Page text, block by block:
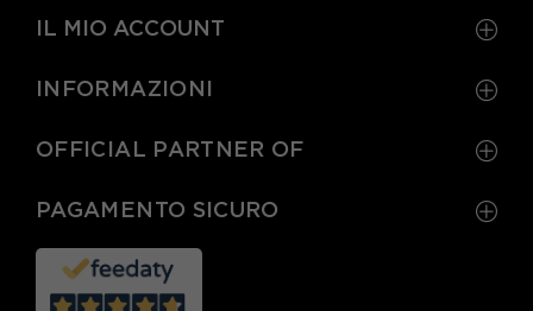
IL MIO ACCOUNT
INFORMAZIONI
OFFICIAL PARTNER OF
PAGAMENTO SICURO